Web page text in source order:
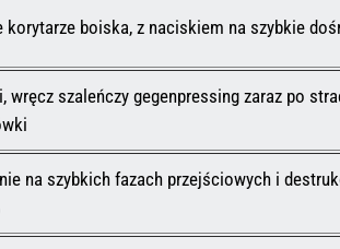
korytarze boiska, z naciskiem na szybkie
wręcz szaleńczy gegenpressing zaraz po
na szybkich fazach przejściowych i